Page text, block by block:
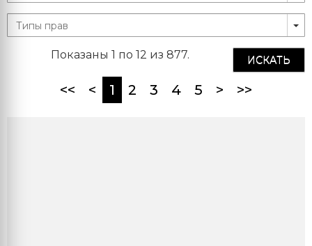
ИСКАТЬ
Показаны 1 по 12 из 877.
<< < 1 (current)
2 3 4 5 > >>